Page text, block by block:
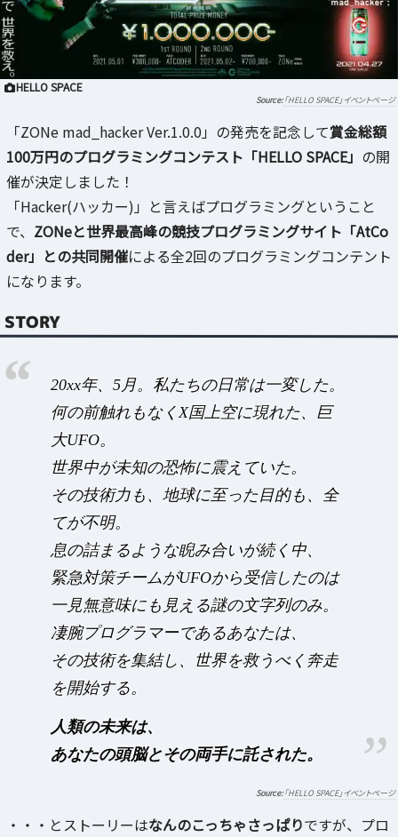
HELLO SPACE
「HELLO SPACE」イベントページ
「ZONe mad_hacker Ver.1.0.0」の発売を記念して賞金総額
100万円のプログラミングコンテスト「HELLO SPACE」 の開
催が決定しました！
「Hacker(ハッカー)」と言えばプログラミングということ
で、 ZONeと世界最高峰の競技プログラミングサイト「AtCo
der」との共同開催による全2回のプログラミングコンテント
になります。
STORY
20xx年、5月。私たちの日常は一変した。
何の前触れもなくX国上空に現れた、巨
大UFO。
世界中が未知の恐怖に震えていた。
その技術力も、地球に至った目的も、全
てが不明。
息の詰まるような睨み合いが続く中、
緊急対策チームがUFOから受信したのは
一見無意味にも見える謎の文字列のみ。
凄腕プログラマーであるあなたは、
その技術を集結し、世界を救うべく奔走
を開始する。
人類の未来は、
あなたの頭脳とその両手に託された。
「HELLO SPACE」イベントページ
・・・とストーリーはなんのこっちゃさっぱりですが、プロ